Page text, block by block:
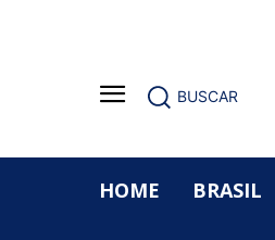
BUSCAR
HOME BRASIL